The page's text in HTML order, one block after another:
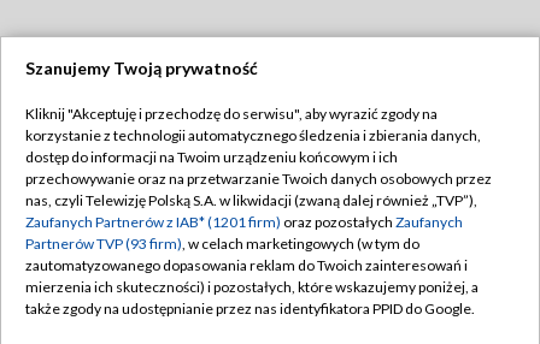
TVP
Abonament TVP
Emisja w TVP
Centrum informacji TVP
Naziemna Telewizja Cyfrowa
Regulamin TVP
Polityka prywatności
Moje zgody
Pomoc
Szanujemy Twoją prywatność
Kliknij "Akceptuję i przechodzę do serwisu", aby wyrazić zgody na
korzystanie z technologii automatycznego śledzenia i zbierania danych,
dostęp do informacji na Twoim urządzeniu końcowym i ich
przechowywanie oraz na przetwarzanie Twoich danych osobowych przez
nas, czyli Telewizję Polską S.A. w likwidacji (zwaną dalej również „TVP”),
Zaufanych Partnerów z IAB* (1201 firm) oraz pozostałych Zaufanych
Partnerów TVP (93 firm), w celach marketingowych (w tym do
zautomatyzowanego dopasowania reklam do Twoich zainteresowań i
mierzenia ich skuteczności) i pozostałych, które wskazujemy poniżej, a
także zgody na udostępnianie przez nas identyfikatora PPID do Google.